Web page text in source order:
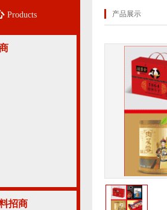
Products
招商
产品展示